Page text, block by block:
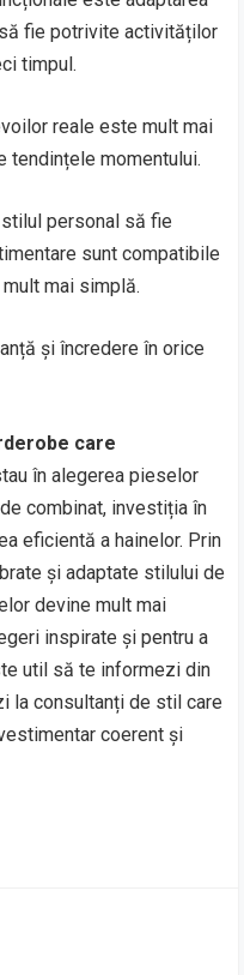
fie potrivite activităților
timpul.
reale este mult mai
tendințele momentului.
personal să fie
sunt compatibile
mai simplă.
și încredere în orice
care
în alegerea pieselor
combinat, investiția în
eficientă a hainelor. Prin
și adaptate stilului de
devine mult mai
inspirate și pentru a
util să te informezi din
la consultanți de stil care
coerent și